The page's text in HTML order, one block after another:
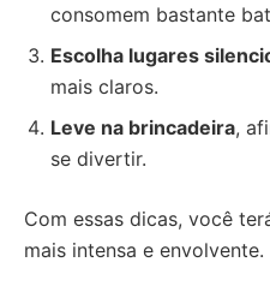
consomem bastante
Escolha lugares
mais claros.
Leve na brincadeira,
se divertir.
Com essas dicas, você
mais intensa e envolvente.